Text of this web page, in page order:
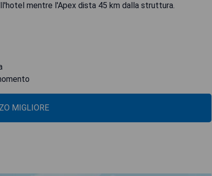
mentre l'Apex dista 45 km dalla struttura.
MIGLIORE